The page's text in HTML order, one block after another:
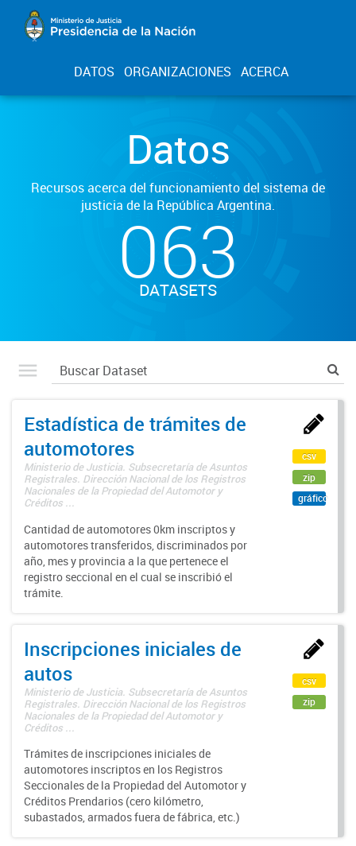
DATOS ORGANIZACIONES ACERCA
Datos
Recursos acerca del funcionamiento del sistema de
justicia de la República Argentina.
063
DATASETS
Estadística de trámites de
automotores
Ministerio de Justicia. Subsecretaría de Asuntos
Registrales. Dirección Nacional de los Registros
Nacionales de la Propiedad del Automotor y
Créditos ...
Cantidad de automotores 0km inscriptos y
automotores transferidos, discriminados por
año, mes y provincia a la que pertenece el
registro seccional en el cual se inscribió el
trámite.
csv
zip
gráfico
Inscripciones iniciales de
autos
Ministerio de Justicia. Subsecretaría de Asuntos
Registrales. Dirección Nacional de los Registros
Nacionales de la Propiedad del Automotor y
Créditos ...
Trámites de inscripciones iniciales de
automotores inscriptos en los Registros
Seccionales de la Propiedad del Automotor y
Créditos Prendarios (cero kilómetro,
subastados, armados fuera de fábrica, etc.)
csv
zip